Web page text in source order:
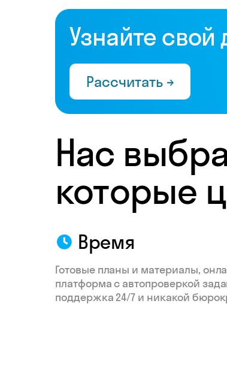
Узнайте свой
Рассчитать →
Нас
которые
Время
Готовые планы и материалы,
платформа с автопроверкой
поддержка 24/7 и никакой